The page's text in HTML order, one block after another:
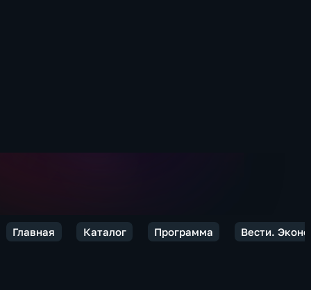
Главная Каталог Программа Вести.